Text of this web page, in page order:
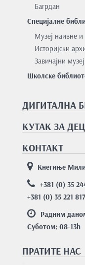
Багрдан
Специјалне
Музеј наивне
Историјски
Завичајни музеј
Школске
ДИГИТАЛНА
КУТАК ЗА
КОНТАКТ
Кнегиње
+381 (0) 35
+381 (0) 35 221 817
Радним
Суботом: 08-13h
ПРАТИТЕ НАС